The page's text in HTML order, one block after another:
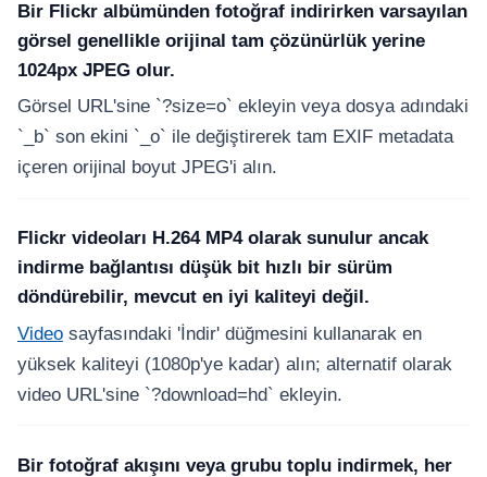
Bir Flickr albümünden fotoğraf indirirken varsayılan
görsel genellikle orijinal tam çözünürlük yerine
1024px JPEG olur.
Görsel URL'sine `?size=o` ekleyin veya dosya adındaki
`_b` son ekini `_o` ile değiştirerek tam EXIF metadata
içeren orijinal boyut JPEG'i alın.
Flickr videoları H.264 MP4 olarak sunulur ancak
indirme bağlantısı düşük bit hızlı bir sürüm
döndürebilir, mevcut en iyi kaliteyi değil.
Video sayfasındaki 'İndir' düğmesini kullanarak en
yüksek kaliteyi (1080p'ye kadar) alın; alternatif olarak
video URL'sine `?download=hd` ekleyin.
Bir fotoğraf akışını veya grubu toplu indirmek, her